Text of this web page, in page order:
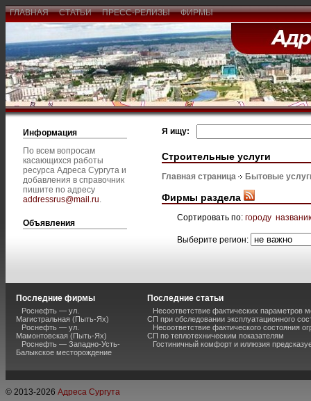
ГЛАВНАЯ СТАТЬИ ПРЕСС-РЕЛИЗЫ ФИРМЫ
Информация
По всем вопросам
касающихся работы
ресурса Адреса Сургута и
добавления в справочник
пишите по адресу
addressrus@mail.ru.
Объявления
Я ищу:
Строительные услуги
Главная страница Бытовые
Фирмы раздела
Сортировать по: городу
Выберите регион:
Последние фирмы
Роснефть — ул.
Магистральная (Пыть-Ях)
Роснефть — ул.
Мамонтовская (Пыть-Ях)
Роснефть — Западно-Усть-
Балыкское месторождение
Последние статьи
Несоответствие фактических параметров
СП при обследовании эксплуатационного
Несоответствие фактического состояния
СП по теплотехническим показателям
Гостиничный комфорт и иллюзия
© 2013-2026 Адреса Сургута